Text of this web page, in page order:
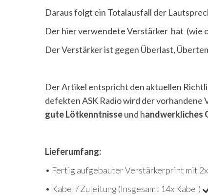
Daraus folgt ein Totalausfall der
Der hier verwendete Verstärker hat (wie
Der Verstärker ist gegen Überlast,
Der Artikel entspricht den aktuellen
defekten ASK Radio wird der
gute Lötkenntnisseund handwerkliches
Lieferumfang:
• Fertig aufgebauter Verstärkerprint mit
• Kabel / Zuleitung (Insgesamt 14x Kabel)